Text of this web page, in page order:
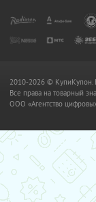
2010-2026 © КупиКупон.
Все права на товарный
OOO «Агентство